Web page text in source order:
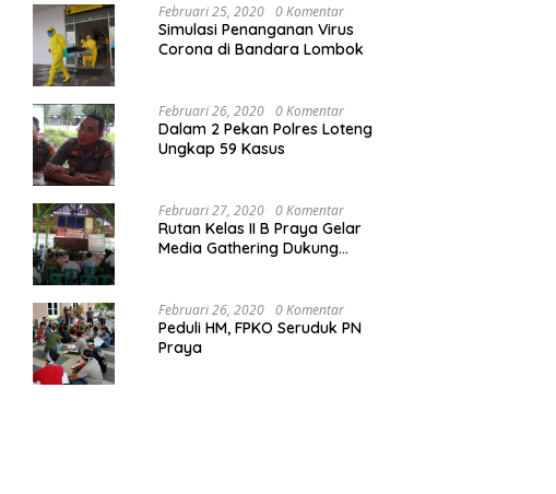
Februari 25, 2020 0 Komentar
Simulasi Penanganan Virus
Corona di Bandara Lombok
Februari 26, 2020 0 Komentar
Dalam 2 Pekan Polres Loteng
Ungkap 59 Kasus
Februari 27, 2020 0 Komentar
Rutan Kelas II B Praya Gelar
Media Gathering Dukung
Februari 26, 2020 0 Komentar
Peduli HM, FPKO Seruduk PN
Praya